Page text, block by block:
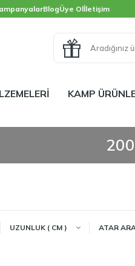
BlogÜye Olİletişim
KAMP
UZUNLUK ( CM ) ATAR